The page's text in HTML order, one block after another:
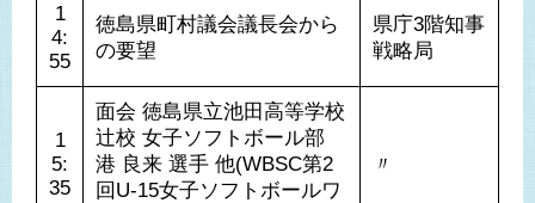
1
4:
55
徳島県町村議会議長会から
の要望
県庁3階知事
戦略局
1
5:
35
面会 徳島県立池田高等学校
辻校 女子ソフトボール部
港 良来 選手 他(WBSC第2
回U-15女子ソフトボールワ
〃